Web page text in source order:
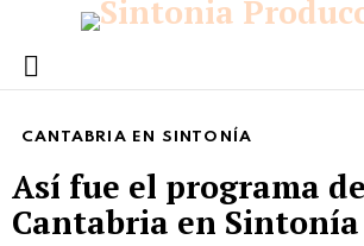
Menu
CANTABRIA EN SINTONÍA
Así fue el programa de
Cantabria en Sintonía